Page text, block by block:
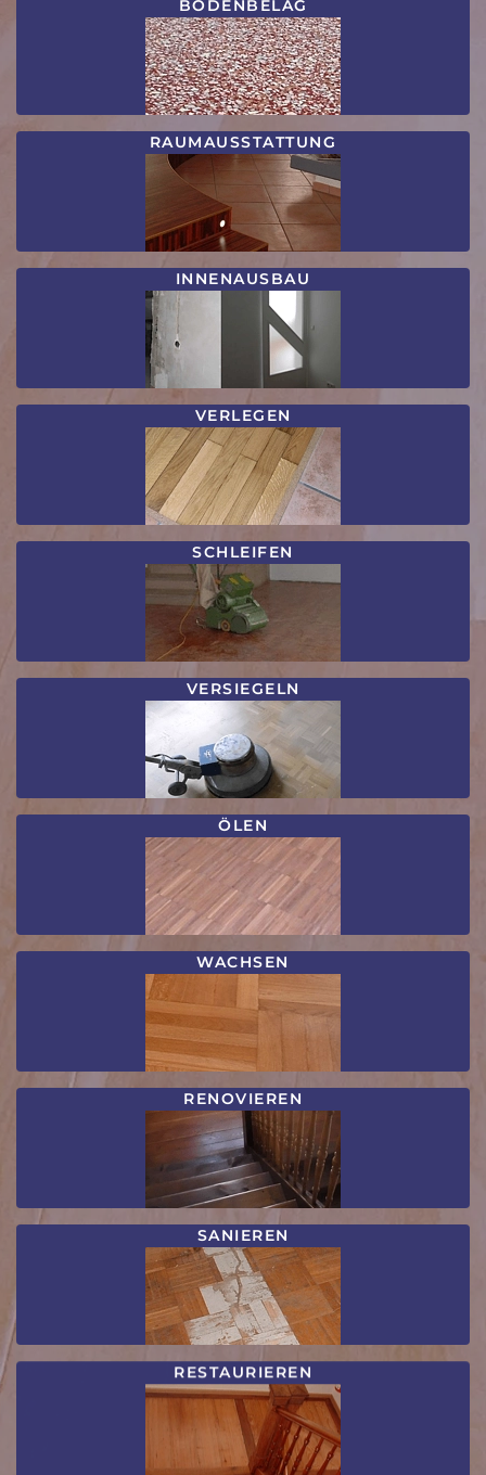
BODENBELAG
RAUMAUSSTATTUNG
INNENAUSBAU
VERLEGEN
SCHLEIFEN
VERSIEGELN
ÖLEN
WACHSEN
RENOVIEREN
SANIEREN
RESTAURIEREN